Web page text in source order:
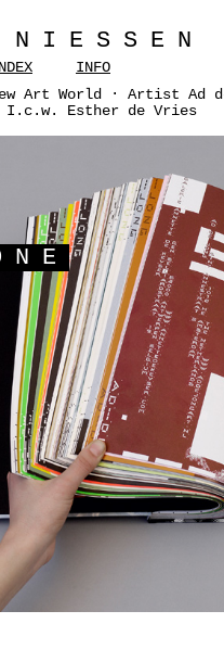
INFO
Art World · Artist Ad
I.c.w. Esther de Vries